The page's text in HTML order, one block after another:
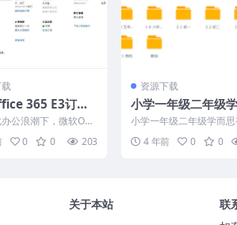
365 E3订阅
指南：实用技巧
南
公浪潮下，微软Offi
列工具已成为职场人和
刚需...
0 0 203
资源下载
小学一年级二年级
视频与文档课件
小学一年级二年级学而思
文档课件介绍： 1、做这
初衷： 最近迫于，孩子...
4 年前 0 0
关于本站
联